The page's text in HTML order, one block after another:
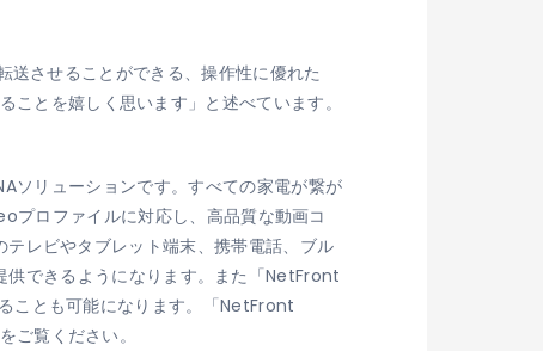
させることができる、操作性に優れた
とを嬉しく思います」と述べています。
ソリューションです。すべての家電が繋が
ロファイルに対応し、高品質な動画コ
レビやタブレット端末、携帯電話、ブル
供できるようになります。また「NetFront
ことも可能になります。「NetFront
覧ください。